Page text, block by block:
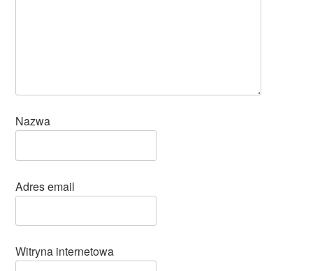
Nazwa
Adres email
Witryna internetowa